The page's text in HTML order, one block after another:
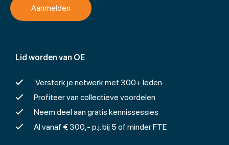
Lid worden van OE
Versterk je netwerk met 300+ leden
Profiteer van collectieve voordelen
Neem deel aan gratis kennissessies
Al vanaf € 300,- p.j. bij 5 of minder FTE